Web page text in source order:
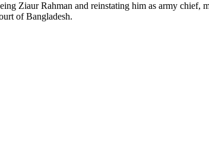
Ziaur Rahman and reinstating him as army chief,
of Bangladesh.